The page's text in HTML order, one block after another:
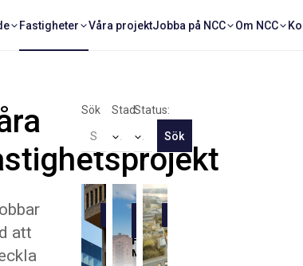
Fastigheter Våra projektJobba på NCC Om NCC
att
Sök Stad:Status:
Sök
Referens
FlowHyllie
Malmö
Uthyrning
pågår